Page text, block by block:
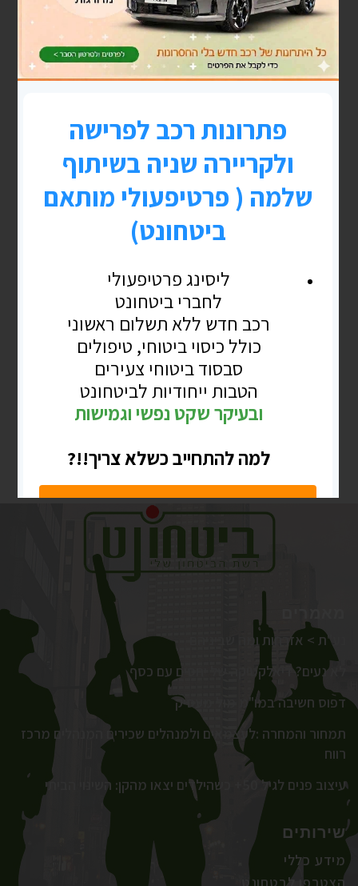
נע"ת > אזרחות ומה שביניהם
לא נעים? דיאלקטיקה של יחסים עם כסף
דפוס חשיבה במו"מ מול מעסיק
תמחור והמחרה :לעצמאים ולמנהלים שכירים המנהלים מרכז
רווח
עיצוב פנים לגיל 50+ כשהילדים יצאו מהקן: השינוי הביתי
שירותים
מידע כללי